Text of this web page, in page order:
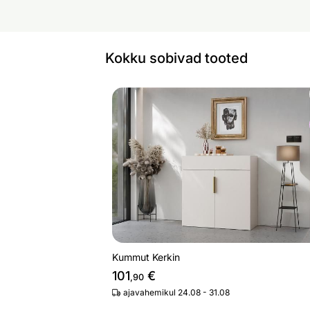
Kokku sobivad tooted
Kummut Kerkin
Kummut Kerkin
101,90 €
ajavahemikul 24.08 - 31.08